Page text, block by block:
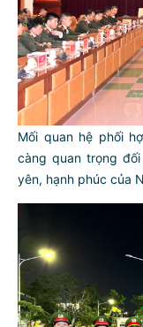
Mối quan hệ phối
càng quan trọng
yên, hạnh phúc của